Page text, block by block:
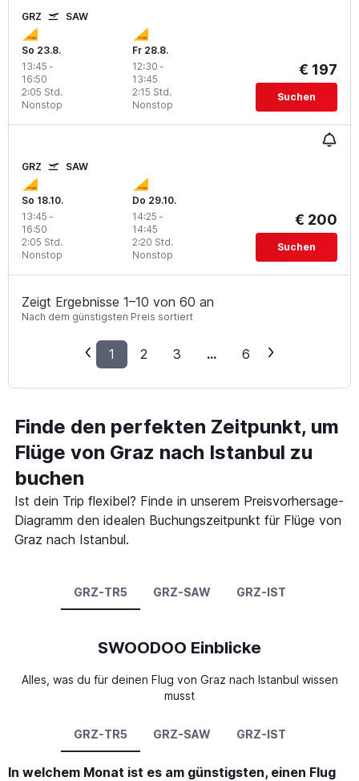
GRZ SAW
So 23.8.
13:45 -
16:50
Nonstop
2:05 Std.
Fr 28.8.
12:30 -
13:45
Nonstop
2:15 Std.
€ 197
Suchen
GRZ SAW
So 18.10.
13:45 -
16:50
Nonstop
2:05 Std.
Do 29.10.
14:25 -
14:45
Nonstop
2:20 Std.
€ 200
Suchen
Zeigt Ergebnisse 1–10 von 60 an
Nach dem günstigsten Preis sortiert
1 2 3 ... 6
Finde den perfekten Zeitpunkt, um
Flüge von Graz nach Istanbul zu
buchen
Ist dein Trip flexibel? Finde in unserem Preisvorhersage-
Diagramm den idealen Buchungszeitpunkt für Flüge von
Graz nach Istanbul.
GRZ-TR5 GRZ-SAW GRZ-IST
SWOODOO Einblicke
Alles, was du für deinen Flug von Graz nach Istanbul wissen
musst
GRZ-TR5 GRZ-SAW GRZ-IST
In welchem Monat ist es am günstigsten, einen Flug